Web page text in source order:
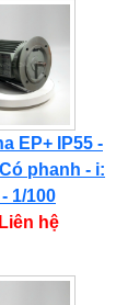
EP+ IP55 -
phanh - i:
1/100
Liên hệ